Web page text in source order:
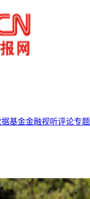
据基金金融视听评论专题